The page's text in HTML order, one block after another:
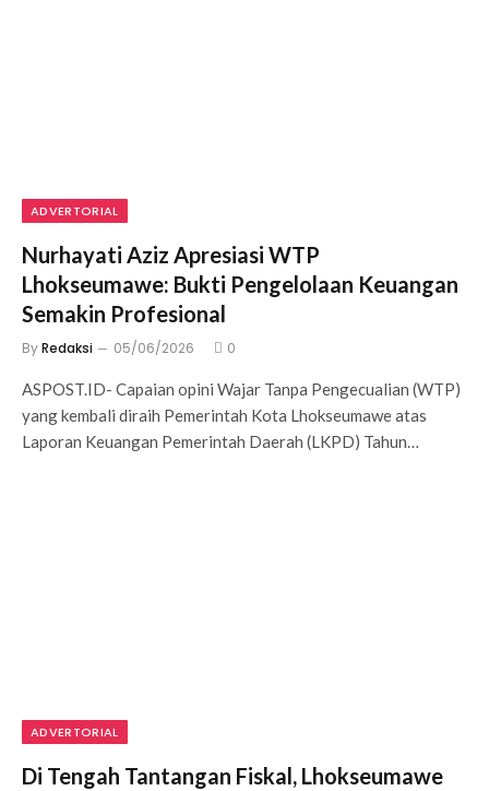
ADVERTORIAL
Nurhayati Aziz Apresiasi WTP
Lhokseumawe: Bukti Pengelolaan Keuangan
Semakin Profesional
ByRedaksi 05/06/2026 0
ASPOST.ID- Capaian opini Wajar Tanpa Pengecualian (WTP)
yang kembali diraih Pemerintah Kota Lhokseumawe atas
Laporan Keuangan Pemerintah Daerah (LKPD) Tahun…
ADVERTORIAL
Di Tengah Tantangan Fiskal, Lhokseumawe